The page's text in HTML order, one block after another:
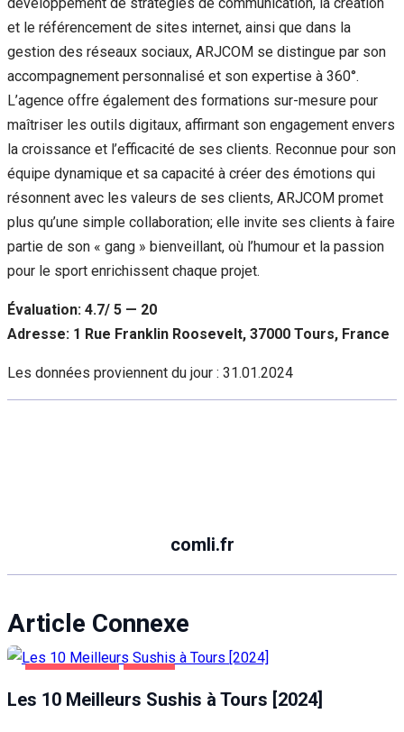
et le référencement de sites internet, ainsi que dans la
gestion des réseaux sociaux, ARJCOM se distingue par son
accompagnement personnalisé et son expertise à 360°.
L’agence offre également des formations sur-mesure pour
maîtriser les outils digitaux, affirmant son engagement envers
la croissance et l’efficacité de ses clients. Reconnue pour son
équipe dynamique et sa capacité à créer des émotions qui
résonnent avec les valeurs de ses clients, ARJCOM promet
plus qu’une simple collaboration; elle invite ses clients à faire
partie de son « gang » bienveillant, où l’humour et la passion
pour le sport enrichissent chaque projet.
Évaluation: 4.7/ 5 — 20
Adresse: 1 Rue Franklin Roosevelt, 37000 Tours, France
Les données proviennent du jour : 31.01.2024
comli.fr
Article Connexe
Les 10 Meilleurs Sushis à Tours [2024]